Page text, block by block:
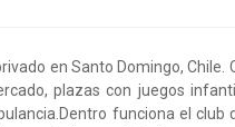
en Santo Domingo,
plazas con juegos
funciona el